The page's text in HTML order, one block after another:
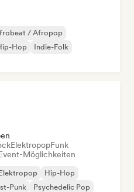
/ Afropop
Hop
Indie-Folk
ElektropopFunk
Möglichkeiten
Hip-Hop
Punk
Psychedelic Pop